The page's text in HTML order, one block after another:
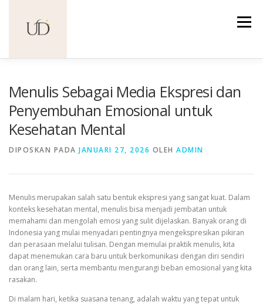
Menu
Menulis Sebagai Media Ekspresi dan
Penyembuhan Emosional untuk
Kesehatan Mental
DIPOSKAN PADA JANUARI 27, 2026 OLEH ADMIN
Menulis merupakan salah satu bentuk ekspresi yang sangat kuat. Dalam
konteks kesehatan mental, menulis bisa menjadi jembatan untuk
memahami dan mengolah emosi yang sulit dijelaskan. Banyak orang di
Indonesia yang mulai menyadari pentingnya mengekspresikan pikiran
dan perasaan melalui tulisan. Dengan memulai praktik menulis, kita
dapat menemukan cara baru untuk berkomunikasi dengan diri sendiri
dan orang lain, serta membantu mengurangi beban emosional yang kita
rasakan.
Di malam hari, ketika suasana tenang, adalah waktu yang tepat untuk